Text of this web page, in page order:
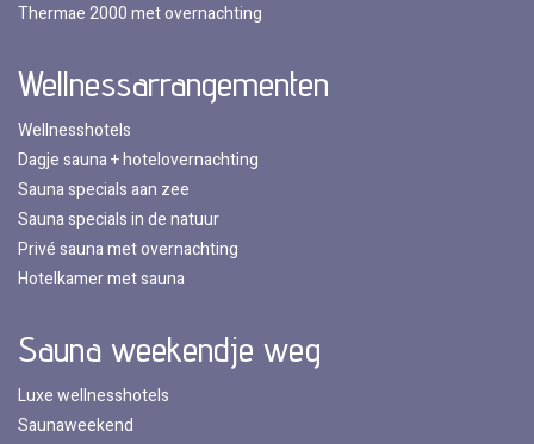
Thermae 2000 met overnachting
Wellnessarrangementen
Wellnesshotels
Dagje sauna + hotelovernachting
Sauna specials aan zee
Sauna specials in de natuur
Privé sauna met overnachting
Hotelkamer met sauna
Sauna weekendje weg
Luxe wellnesshotels
Saunaweekend